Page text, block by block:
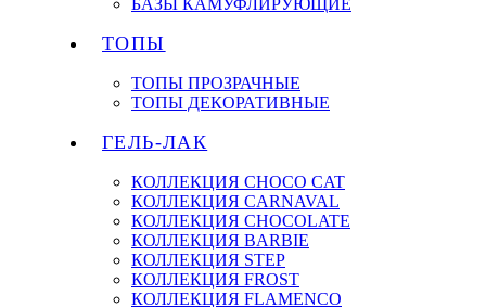
ТОПЫ
ТОПЫ ПРОЗРАЧНЫЕ
ТОПЫ ДЕКОРАТИВНЫЕ
ГЕЛЬ-ЛАК
КОЛЛЕКЦИЯ CHOCO CAT
КОЛЛЕКЦИЯ CARNAVAL
КОЛЛЕКЦИЯ CHOCOLATE
КОЛЛЕКЦИЯ BARBIE
КОЛЛЕКЦИЯ STEP
КОЛЛЕКЦИЯ FROST
КОЛЛЕКЦИЯ FLAMENCO